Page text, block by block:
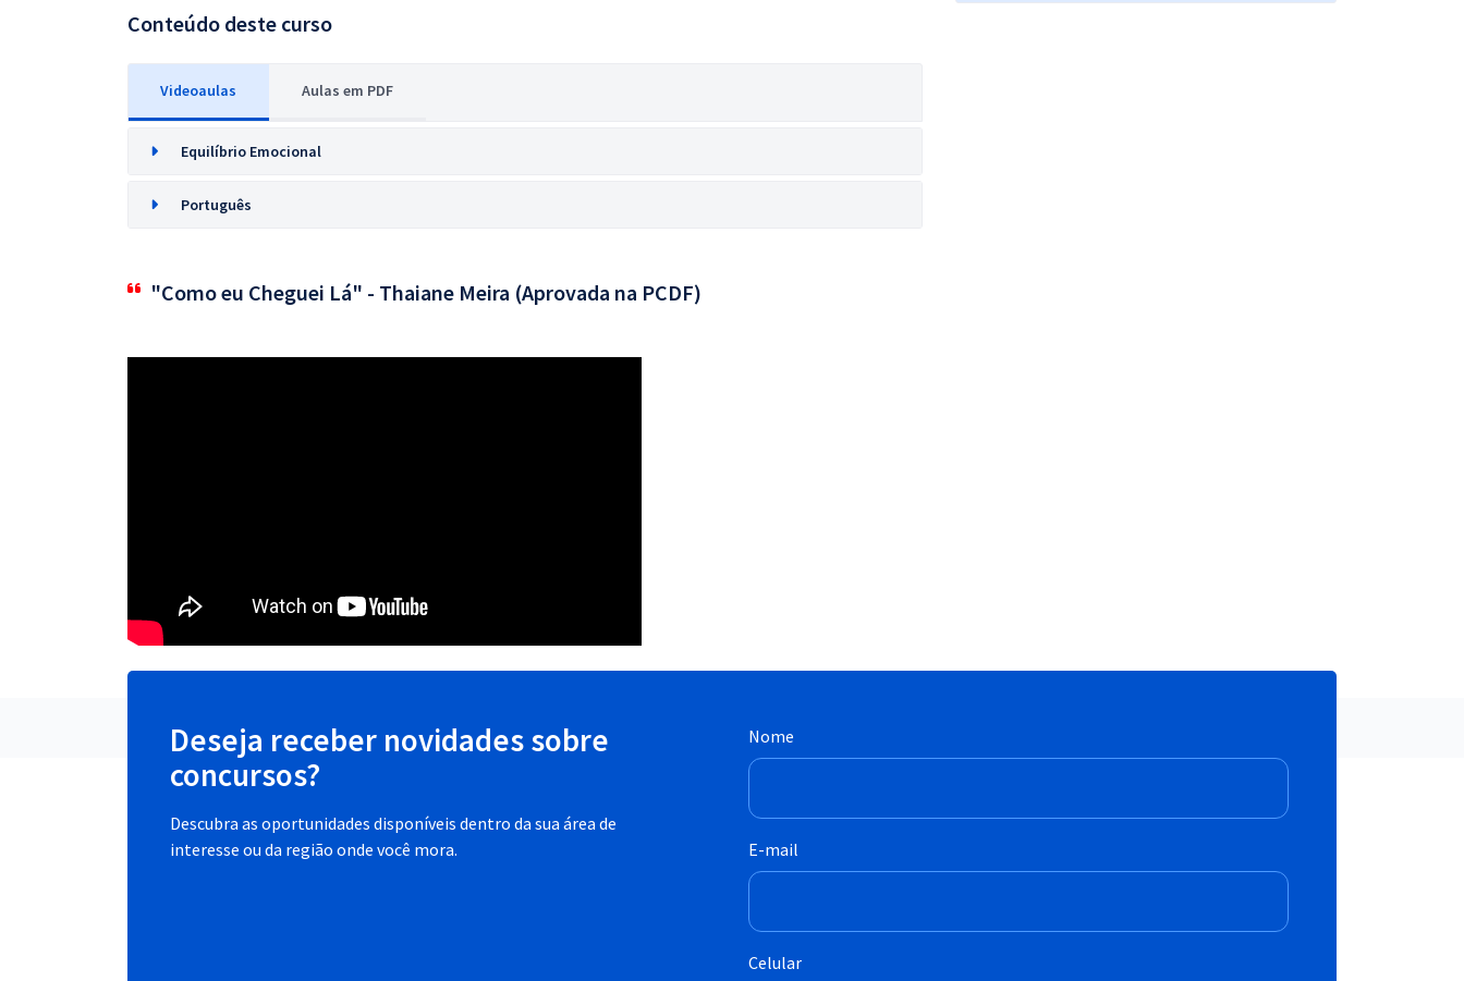
Conteúdo deste curso
Videoaulas Aulas em PDF
Equilíbrio Emocional
Português
"Como eu Cheguei Lá" - Thaiane Meira (Aprovada na PCDF)
Deseja receber novidades sobre
concursos?
Descubra as oportunidades disponíveis dentro da sua área de
interesse ou da região onde você mora.
Nome
E-mail
Celular